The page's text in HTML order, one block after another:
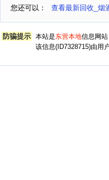
您还可以： 查看最新回收_烟
防骗提示 本站是东营本地信息网
该信息(ID7328715)由用